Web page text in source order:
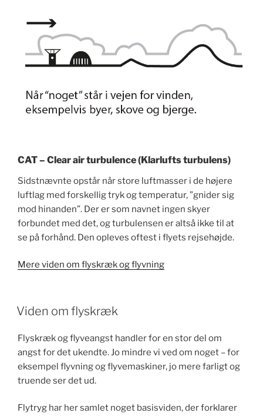
CAT – Clear air turbulence (Klarlufts turbulens)
Sidstnævnte opstår når store luftmasser i de højere
luftlag med forskellig tryk og temperatur, ”gnider sig
mod hinanden”. Der er som navnet ingen skyer
forbundet med det, og turbulensen er altså ikke til at
se på forhånd. Den opleves oftest i flyets rejsehøjde.
Mere viden om flyskræk og flyvning
Viden om flyskræk
Flyskræk og flyveangst handler for en stor del om
angst for det ukendte. Jo mindre vi ved om noget – for
eksempel flyvning og flyvemaskiner, jo mere farligt og
truende ser det ud.
Flytryg har her samlet noget basisviden, der forklarer